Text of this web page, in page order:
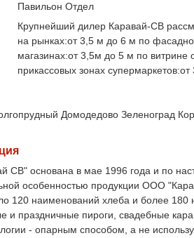
Павильон Отдел
Крупнейший дилер Каравай-СВ
на рынках:от 3,5 м до 6 м по
магазинах:от 3,5м до 5 м по витрине
прикассовых зонах
Домодедово Зеленоград
основана в мае 1996 года и по
особенностью продукции ООО
120 наименований хлеба и более
и праздничные пироги, свадебные
- опарным способом, а не